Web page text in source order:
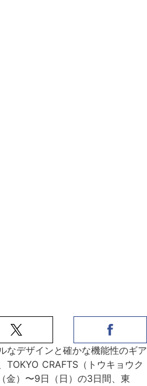
なデザインと確かな機能性のギア
TOKYO CRAFTS（トウキョウク
金）〜9日（日）の3日間、東